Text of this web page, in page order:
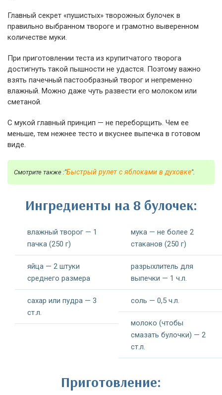
Главный секрет «пушистых» творожных булочек в
правильно выбранном твороге и грамотно выверенном
количестве муки.
При приготовлении теста из крупитчатого творога
достигнуть такой пышности не удастся. Поэтому важно
взять пачечный пастообразный творог и непременно
влажный. Можно даже чуть развести его молоком или
сметаной.
С мукой главный принцип — не переборщить. Чем ее
меньше, тем нежнее тесто и вкуснее выпечка в готовом
виде.
Смотрите также :"Быстрый рулет с яблоками в духовке".
Ингредиенты на 8 булочек:
влажный творог — 1
пачка (250 г)
яйца — 2 штуки
среднего размера
сахар или пудра — 3
ст.л.
мука — не более 2
стаканов (250 г)
разрыхлитель для
выпечки — 1 ч.л.
соль — 0,5 ч.л.
молоко (чтобы
смазать булочки) — 2
ст.л.
Приготовление: